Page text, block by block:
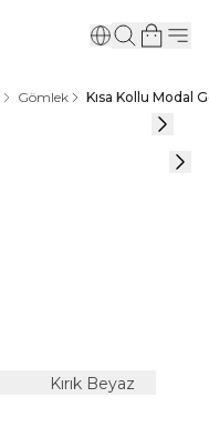
Gömlek Kısa Kollu Modal
Kırık Beyaz